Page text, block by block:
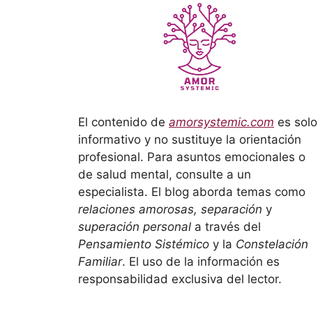
El contenido de amorsystemic.com es solo
informativo y no sustituye la orientación
profesional. Para asuntos emocionales o
de salud mental, consulte a un
especialista. El blog aborda temas como
relaciones amorosas, separación y
superación personal a través del
Pensamiento Sistémico y la Constelación
Familiar. El uso de la información es
responsabilidad exclusiva del lector.